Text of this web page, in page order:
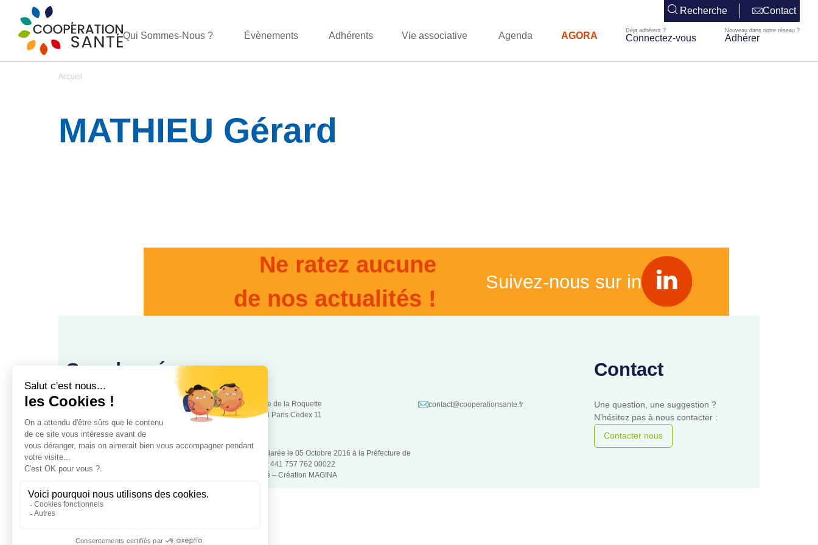
Recherche Contact
Qui Sommes-Nous ? Évènements Adhérents Vie associative Agenda AGORA Connectez-vous Adhérer
Accueil
MATHIEU Gérard
Ne ratez aucune
de nos actualités !
Suivez-nous sur in
Coordonnées
www.cooperationsante.fr
88, rue de la Roquette
75544 Paris Cedex 11
contact@cooperationsante.fr
Contact
Une question, une suggestion ?
N’hésitez pas à nous contacter :
Contacter nous
Association loi 1901 d’intérêt général, à but non lucratif – Déclarée le 05 Octobre 2016 à la Préfecture de
police de Paris – Numéro association: W343008890 – SIRET: 441 757 762 00022
– RGPD – Copyrigt 2024 Coopétation Santé – Création MAGINA